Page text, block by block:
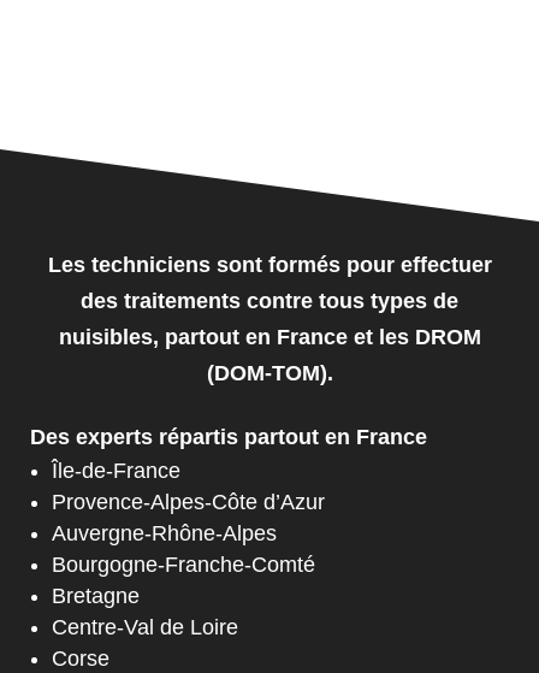
Les techniciens sont formés pour effectuer
des traitements contre tous types de
nuisibles, partout en France et les DROM
(DOM-TOM).
Des experts répartis partout en France
Île-de-France
Provence-Alpes-Côte d’Azur
Auvergne-Rhône-Alpes
Bourgogne-Franche-Comté
Bretagne
Centre-Val de Loire
Corse